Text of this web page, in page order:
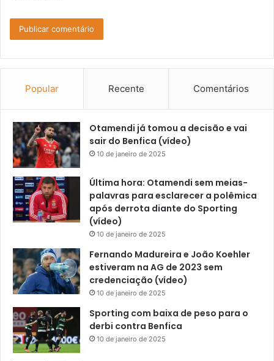
Popular Recente Comentários
Otamendi já tomou a decisão e vai
sair do Benfica (vídeo)
10 de janeiro de 2025
Última hora: Otamendi sem meias-
palavras para esclarecer a polêmica
após derrota diante do Sporting
(vídeo)
10 de janeiro de 2025
Fernando Madureira e João Koehler
estiveram na AG de 2023 sem
credenciação (vídeo)
10 de janeiro de 2025
Sporting com baixa de peso para o
derbi contra Benfica
10 de janeiro de 2025